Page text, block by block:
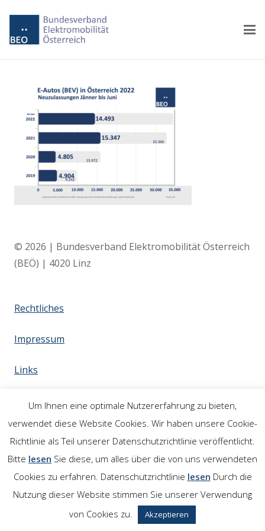
© 2026 | Bundesverband Elektromobilität Österreich
(BEÖ) | 4020 Linz
Rechtliches
Impressum
Links
Um Ihnen eine optimale Nutzererfahrung zu bieten,
verwendet diese Website Cookies. Wir haben unsere Cookie-
Richtlinie als Teil unserer Datenschutzrichtlinie veröffentlicht.
Bitte lesen Sie diese, um alles über die von uns verwendeten
Cookies zu erfahren. Datenschutzrichtlinie lesen Durch die
Nutzung dieser Website stimmen Sie unserer Verwendung
von Cookies zu.
Akzeptieren